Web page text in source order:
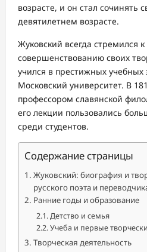
возрасте, и он стал сочинять
девятилетнем возрасте.
Жуковский всегда стремился
совершенствованию своих
учился в престижных учебных
Московский университет. В
профессором славянской
его лекции пользовались
среди студентов.
Содержание страницы
Жуковский: биография и
русского поэта и
Ранние годы и образование
Детство и семья
Учеба и первые
Творческая деятельность